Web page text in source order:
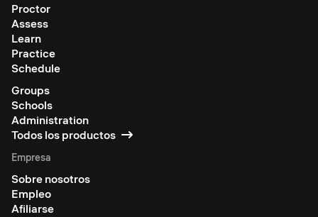
Proctor
Assess
Learn
Practice
Schedule
Groups
Schools
Administration
Todos los productos
Empresa
Sobre nosotros
Empleo
Afiliarse